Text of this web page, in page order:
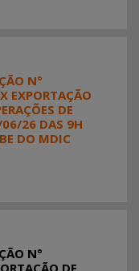
N°
EXPORTAÇÃO
DE
06/26 DAS 9H
DO MDIC
N°
DE